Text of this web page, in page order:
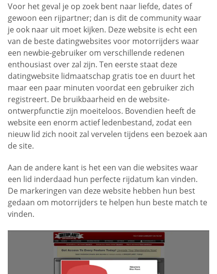
Voor het geval je op zoek bent naar liefde, dates of
gewoon een rijpartner; dan is dit de community waar
je ook naar uit moet kijken. Deze website is echt een
van de beste datingwebsites voor motorrijders waar
een newbie-gebruiker om verschillende redenen
enthousiast over zal zijn. Ten eerste staat deze
datingwebsite lidmaatschap gratis toe en duurt het
maar een paar minuten voordat een gebruiker zich
registreert. De bruikbaarheid en de website-
ontwerpfunctie zijn moeiteloos. Bovendien heeft de
website een enorm actief ledenbestand, zodat een
nieuw lid zich nooit zal vervelen tijdens een bezoek aan
de site.
Aan de andere kant is het een van die websites waar
een lid inderdaad hun perfecte rijdatum kan vinden.
De markeringen van deze website hebben hun best
gedaan om motorrijders te helpen hun beste match te
vinden.